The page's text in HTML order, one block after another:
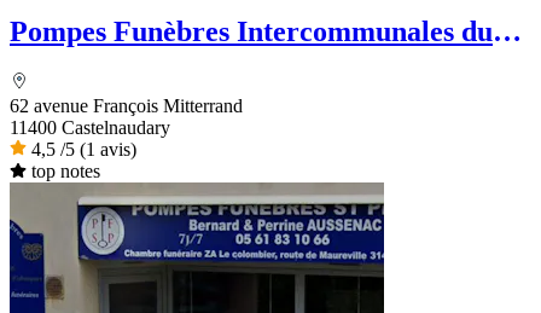
Pompes Funèbres Intercommunales du
62 avenue François Mitterrand
11400 Castelnaudary
4,5 /5 (1 avis)
top notes